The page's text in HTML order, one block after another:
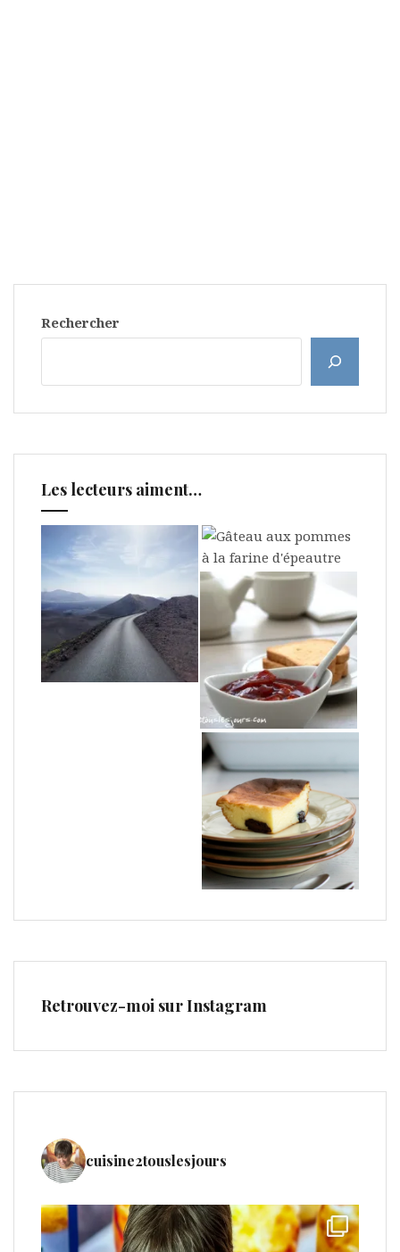
Rechercher
Les lecteurs aiment…
Retrouvez-moi sur Instagram
cuisine2touslesjours